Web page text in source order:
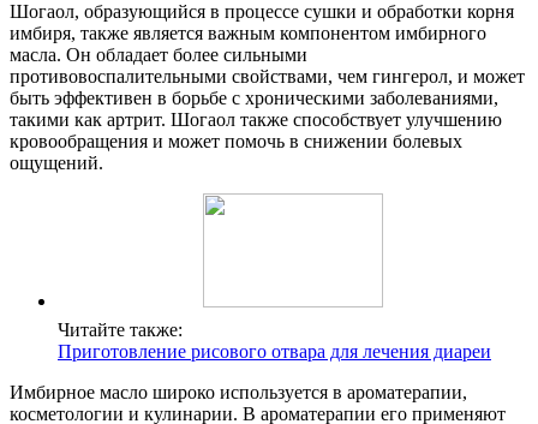
Шогаол, образующийся в процессе сушки и обработки корня
имбиря, также является важным компонентом имбирного
масла. Он обладает более сильными
противовоспалительными свойствами, чем гингерол, и может
быть эффективен в борьбе с хроническими заболеваниями,
такими как артрит. Шогаол также способствует улучшению
кровообращения и может помочь в снижении болевых
ощущений.
Читайте также:
Приготовление рисового отвара для лечения диареи
Имбирное масло широко используется в ароматерапии,
косметологии и кулинарии. В ароматерапии его применяют